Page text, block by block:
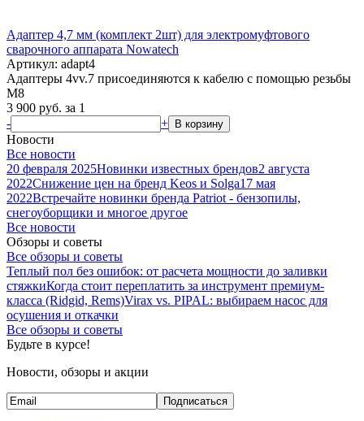
Адаптер 4,7 мм (комплект 2шт) для электромуфтового
сварочного аппарата Nowatech
Артикул: adapt4
Адаптеры 4vv.7 присоединяются к кабелю с помощью резьбы
M8
3 900 руб. за 1
-
+ В корзину
Новости
Все новости
20 февраля 2025Новинки известных брендов2 августа
2022Снижение цен на бренд Keos и Solga17 мая
2022Встречайте новинки бренда Patriot - бензопилы,
снегоуборщики и многое другое
Все новости
Обзоры и советы
Все обзоры и советы
Теплый пол без ошибок: от расчета мощности до заливки
стяжкиКогда стоит переплатить за инструмент премиум-
класса (Ridgid, Rems)Virax vs. PIPAL: выбираем насос для
осушения и откачки
Все обзоры и советы
Будьте в курсе!
Новости, обзоры и акции
Подписаться